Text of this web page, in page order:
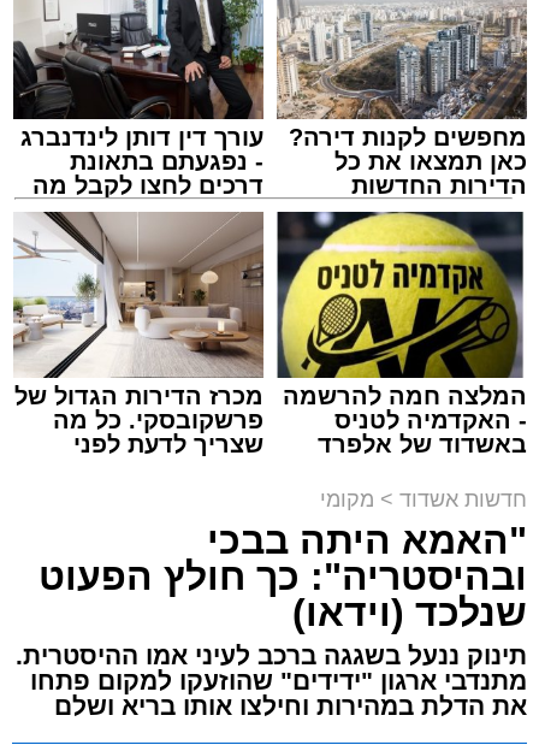
תגים:אוטובוס, אשדוד, ערבי
אירוע חמור ומפחיד התרחש בקו 881 בנסיעה
מאשדוד למודיעין, לאחר שוויכוח מילוליות בין הנהג
לאחד הנוסעים הידרדר במהירות לאלימות קשה
שזרעה פאניקה רבה בקרב הנוסעים. הסיפור
והתיעוד פורסמו לראשונה בקבוצות חמ"ל אשדוד.
הנסיעה על אחד הנוסעים, איבד שליטה ובצעד
דרמטי ואלים ניפץ את שמשת האוטובוס.
המעשה האלים גרם להתרסקות זכוכיות ולרגעים
של אימה בתוך כלי הרכב. ילדים רבים ונוסעים
אחרים שהיו על האוטובוס לקו בטראומה, פרצו
בבכי היסטרי ונאלצו לחוות רגעים של חרדה
עמוקה בעיצומה של הנסיעה בכביש.
מחפשים לקנות דירה?
כאן תמצאו את כל
הדירות החדשות
למכירה באשדוד >>>
עורך דין דותן לינדנברג
- נפגעתם בתאונת
דרכים לחצו לקבל מה
שמגיע לכם
המלצה חמה להרשמה
- האקדמיה לטניס
באשדוד של אלפרד
מכרז הדירות הגדול של
פרשקובסקי. כל מה
שצריך לדעת לפני
חדשות אשדוד > מקומי
"האמא היתה בבכי
ובהיסטריה": כך חולץ הפעוט
שנלכד (וידאו)
תינוק ננעל בשגגה ברכב לעיני אמו ההיסטרית.
מתנדבי ארגון "ידידים" שהוזעקו למקום פתחו
את הדלת במהירות וחילצו אותו בריא ושלם